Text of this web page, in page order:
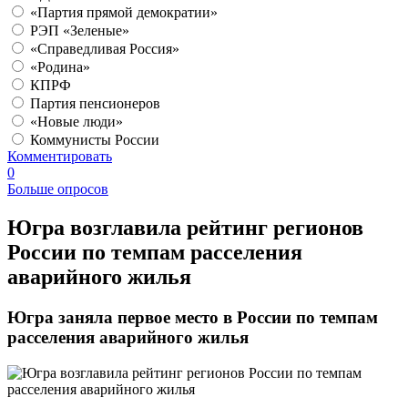
«Партия прямой демократии»
РЭП «Зеленые»
«Справедливая Россия»
«Родина»
КПРФ
Партия пенсионеров
«Новые люди»
Коммунисты России
Комментировать
0
Больше опросов
​Югра возглавила рейтинг регионов
России по темпам расселения
аварийного жилья
Югра заняла первое место в России по темпам
расселения аварийного жилья